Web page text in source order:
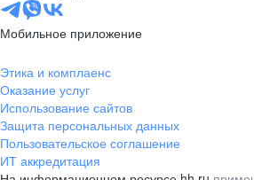
Мобильное приложение
Этика и комплаенс
Оказание услуг
Использование сайтов
Защита персональных данных
Пользовательское соглашение
ИТ аккредитация